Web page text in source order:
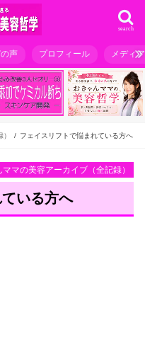
search
声 プロフィール メディ
フェイスリフトで悩まれている方へ
ママの美容アーカイブ（全記録）
いる方へ